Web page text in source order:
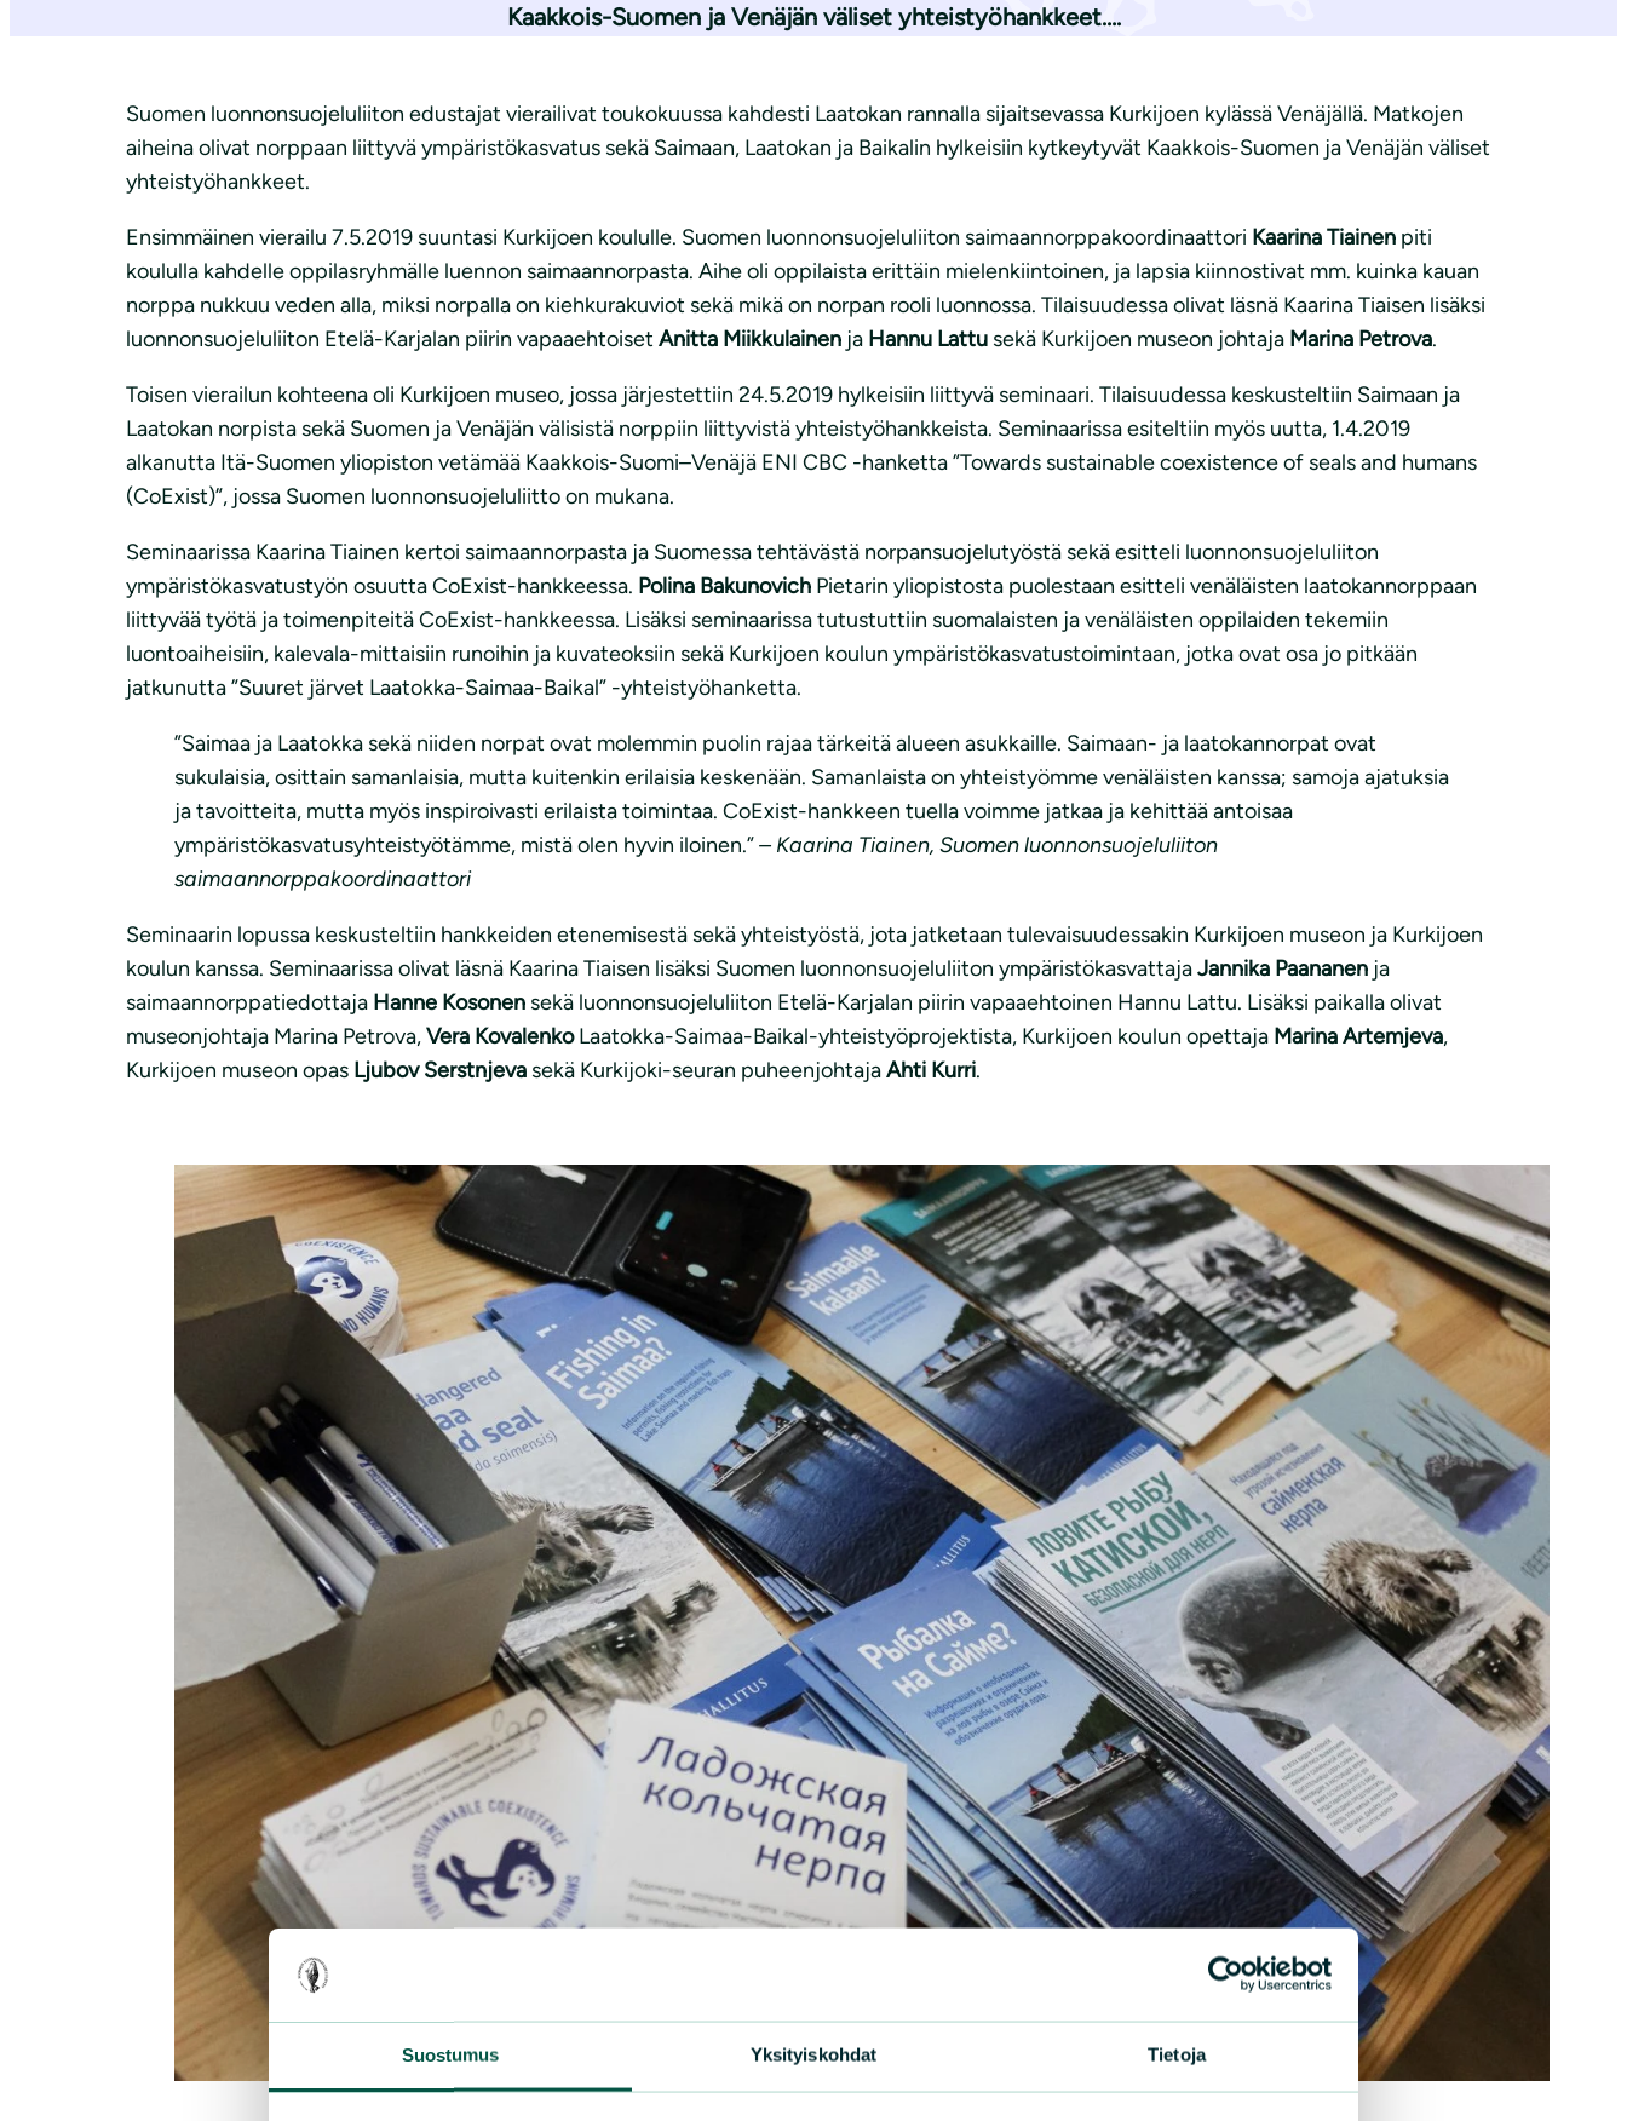
Suostumus Yksityiskohdat Tietoja
Kaakkois-Suomen ja Venäjän väliset yhteistyöhankkeet….
Suomen luonnonsuojeluliiton edustajat vierailivat toukokuussa kahdesti Laatokan rannalla sijaitsevassa Kurkijoen kylässä Venäjällä. Matkojen
aiheina olivat norppaan liittyvä ympäristökasvatus sekä Saimaan, Laatokan ja Baikalin hylkeisiin kytkeytyvät Kaakkois-Suomen ja Venäjän väliset
yhteistyöhankkeet.
Ensimmäinen vierailu 7.5.2019 suuntasi Kurkijoen koululle. Suomen luonnonsuojeluliiton saimaannorppakoordinaattori Kaarina Tiainen piti
koululla kahdelle oppilasryhmälle luennon saimaannorpasta. Aihe oli oppilaista erittäin mielenkiintoinen, ja lapsia kiinnostivat mm. kuinka kauan
norppa nukkuu veden alla, miksi norpalla on kiehkurakuviot sekä mikä on norpan rooli luonnossa. Tilaisuudessa olivat läsnä Kaarina Tiaisen lisäksi
luonnonsuojeluliiton Etelä-Karjalan piirin vapaaehtoiset Anitta Miikkulainen ja Hannu Lattu sekä Kurkijoen museon johtaja Marina Petrova.
Toisen vierailun kohteena oli Kurkijoen museo, jossa järjestettiin 24.5.2019 hylkeisiin liittyvä seminaari. Tilaisuudessa keskusteltiin Saimaan ja
Laatokan norpista sekä Suomen ja Venäjän välisistä norppiin liittyvistä yhteistyöhankkeista. Seminaarissa esiteltiin myös uutta, 1.4.2019
alkanutta Itä-Suomen yliopiston vetämää Kaakkois-Suomi–Venäjä ENI CBC -hanketta ”Towards sustainable coexistence of seals and humans
(CoExist)”, jossa Suomen luonnonsuojeluliitto on mukana.
Seminaarissa Kaarina Tiainen kertoi saimaannorpasta ja Suomessa tehtävästä norpansuojelutyöstä sekä esitteli luonnonsuojeluliiton
ympäristökasvatustyön osuutta CoExist-hankkeessa. Polina Bakunovich Pietarin yliopistosta puolestaan esitteli venäläisten laatokannorppaan
liittyvää työtä ja toimenpiteitä CoExist-hankkeessa. Lisäksi seminaarissa tutustuttiin suomalaisten ja venäläisten oppilaiden tekemiin
luontoaiheisiin, kalevala-mittaisiin runoihin ja kuvateoksiin sekä Kurkijoen koulun ympäristökasvatustoimintaan, jotka ovat osa jo pitkään
jatkunutta ”Suuret järvet Laatokka-Saimaa-Baikal” -yhteistyöhanketta.
”Saimaa ja Laatokka sekä niiden norpat ovat molemmin puolin rajaa tärkeitä alueen asukkaille. Saimaan- ja laatokannorpat ovat
sukulaisia, osittain samanlaisia, mutta kuitenkin erilaisia keskenään. Samanlaista on yhteistyömme venäläisten kanssa; samoja ajatuksia
ja tavoitteita, mutta myös inspiroivasti erilaista toimintaa. CoExist-hankkeen tuella voimme jatkaa ja kehittää antoisaa
ympäristökasvatusyhteistyötämme, mistä olen hyvin iloinen.”– Kaarina Tiainen, Suomen luonnonsuojeluliiton
saimaannorppakoordinaattori
Seminaarin lopussa keskusteltiin hankkeiden etenemisestä sekä yhteistyöstä, jota jatketaan tulevaisuudessakin Kurkijoen museon ja Kurkijoen
koulun kanssa. Seminaarissa olivat läsnä Kaarina Tiaisen lisäksi Suomen luonnonsuojeluliiton ympäristökasvattajaJannika Paananen ja
saimaannorppatiedottaja Hanne Kosonen sekä luonnonsuojeluliiton Etelä-Karjalan piirin vapaaehtoinen Hannu Lattu. Lisäksi paikalla olivat
museonjohtaja Marina Petrova,Vera KovalenkoLaatokka-Saimaa-Baikal-yhteistyöprojektista, Kurkijoen koulun opettaja Marina Artemjeva,
Kurkijoen museon opas Ljubov Serstnjeva sekä Kurkijoki-seuran puheenjohtajaAhti Kurri.